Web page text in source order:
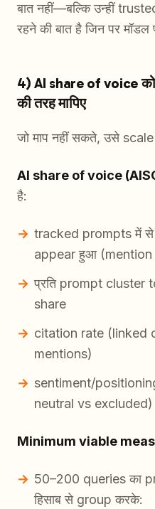
बात नहीं—बल्कि उन्हीं
रहने की बात है जिन पर
4) AI share of voice
की तरह मापिए
जो माप नहीं सकते, उसे
AI share of voice
है:
tracked prompts में से
appear हुआ (mention
प्रति prompt cluster
share
citation rate (linked
mentions)
sentiment/
neutral vs excluded)
Minimum viable
50–200 queries का
हिसाब से group करके: